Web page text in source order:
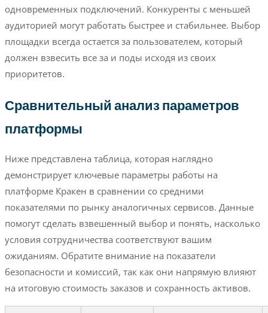
одновременных подключений. Конкуренты с меньшей
аудиторией могут работать быстрее и стабильнее. Выбор
площадки всегда остается за пользователем, который
должен взвесить все за и поды исходя из своих
приоритетов.
Сравнительный анализ параметров
платформы
Ниже представлена таблица, которая наглядно
демонстрирует ключевые параметры работы на
платформе Кракен в сравнении со средними
показателями по рынку аналогичных сервисов. Данные
помогут сделать взвешенный выбор и понять, насколько
условия сотрудничества соответствуют вашим
ожиданиям. Обратите внимание на показатели
безопасности и комиссий, так как они напрямую влияют
на итоговую стоимость заказов и сохранность активов.